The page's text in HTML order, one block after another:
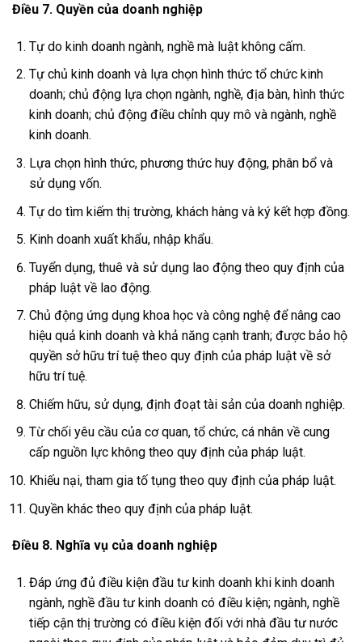
Điều 7. Quyền của doanh nghiệp
Tự do kinh doanh ngành, nghề mà luật không cấm.
Tự chủ kinh doanh và lựa chọn hình thức tổ chức kinh
doanh; chủ động lựa chọn ngành, nghề, địa bàn, hình thức
kinh doanh; chủ động điều chỉnh quy mô và ngành, nghề
kinh doanh.
Lựa chọn hình thức, phương thức huy động, phân bổ và
sử dụng vốn.
Tự do tìm kiếm thị trường, khách hàng và ký kết hợp đồng.
Kinh doanh xuất khẩu, nhập khẩu.
Tuyển dụng, thuê và sử dụng lao động theo quy định của
pháp luật về lao động.
Chủ động ứng dụng khoa học và công nghệ để nâng cao
hiệu quả kinh doanh và khả năng cạnh tranh; được bảo hộ
quyền sở hữu trí tuệ theo quy định của pháp luật về sở
hữu trí tuệ.
Chiếm hữu, sử dụng, định đoạt tài sản của doanh nghiệp.
Từ chối yêu cầu của cơ quan, tổ chức, cá nhân về cung
cấp nguồn lực không theo quy định của pháp luật.
Khiếu nại, tham gia tố tụng theo quy định của pháp luật.
Quyền khác theo quy định của pháp luật.
Điều 8. Nghĩa vụ của doanh nghiệp
Đáp ứng đủ điều kiện đầu tư kinh doanh khi kinh doanh
ngành, nghề đầu tư kinh doanh có điều kiện; ngành, nghề
tiếp cận thị trường có điều kiện đối với nhà đầu tư nước